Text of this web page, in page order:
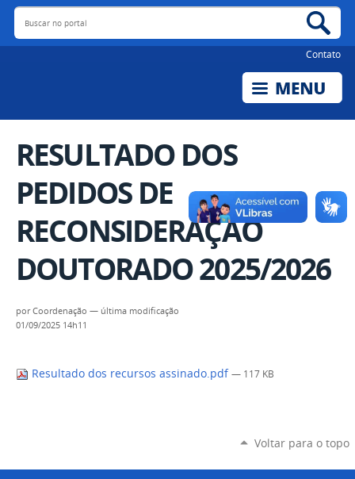
Buscar no portal
Contato
RESULTADO DOS
PEDIDOS DE
RECONSIDERAÇÃO
DOUTORADO 2025/2026
porCoordenação — última modificação
01/09/2025 14h11
Resultado dos recursos assinado.pdf — 117 KB
Voltar para o topo